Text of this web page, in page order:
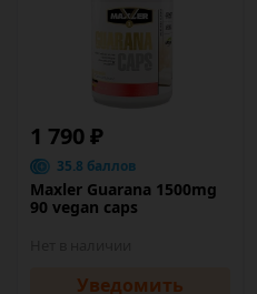
1 790 ₽
35.8 баллов
Maxler Guarana 1500mg
90 vegan caps
Уведомить